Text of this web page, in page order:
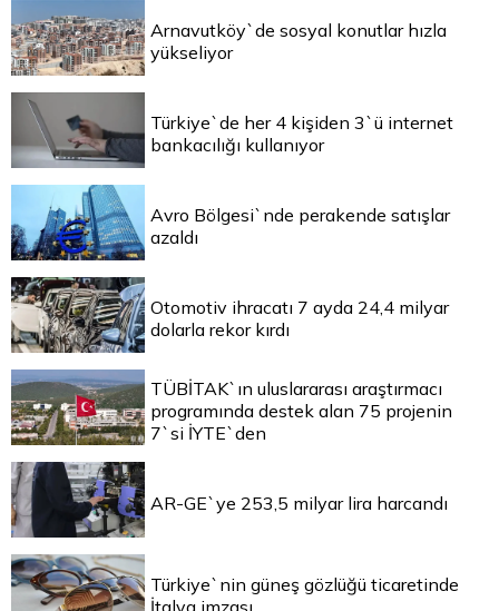
Arnavutköy`de sosyal konutlar hızla
yükseliyor
Türkiye`de her 4 kişiden 3`ü internet
bankacılığı kullanıyor
Avro Bölgesi`nde perakende satışlar
azaldı
Otomotiv ihracatı 7 ayda 24,4 milyar
dolarla rekor kırdı
TÜBİTAK`ın uluslararası araştırmacı
programında destek alan 75 projenin
7`si İYTE`den
AR-GE`ye 253,5 milyar lira harcandı
Türkiye`nin güneş gözlüğü ticaretinde